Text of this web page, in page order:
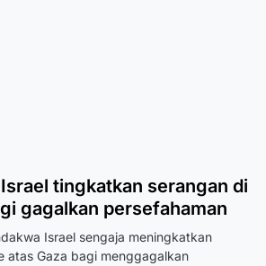
tingkatkan serangan di
gagalkan persefahaman
Israel sengaja meningkatkan
atas Gaza bagi menggagalkan